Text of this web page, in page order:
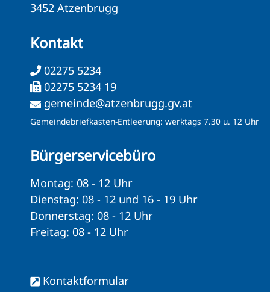
3452 Atzenbrugg
Kontakt
02275 5234
02275 5234 19
gemeinde@atzenbrugg.gv.at
Gemeindebriefkasten-Entleerung: werktags 7.30 u. 12 Uhr
Bürgerservicebüro
Montag: 08 - 12 Uhr
Dienstag: 08 - 12 und 16 - 19 Uhr
Donnerstag: 08 - 12 Uhr
Freitag: 08 - 12 Uhr
Kontaktformular